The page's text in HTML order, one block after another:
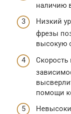
наличию
Низкий
фрезы
высокую
Скорость
помощи